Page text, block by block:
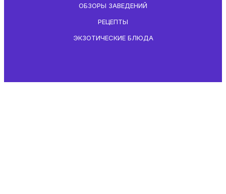
ОБЗОРЫ ЗАВЕДЕНИЙ
РЕЦЕПТЫ
ЭКЗОТИЧЕСКИЕ БЛЮДА